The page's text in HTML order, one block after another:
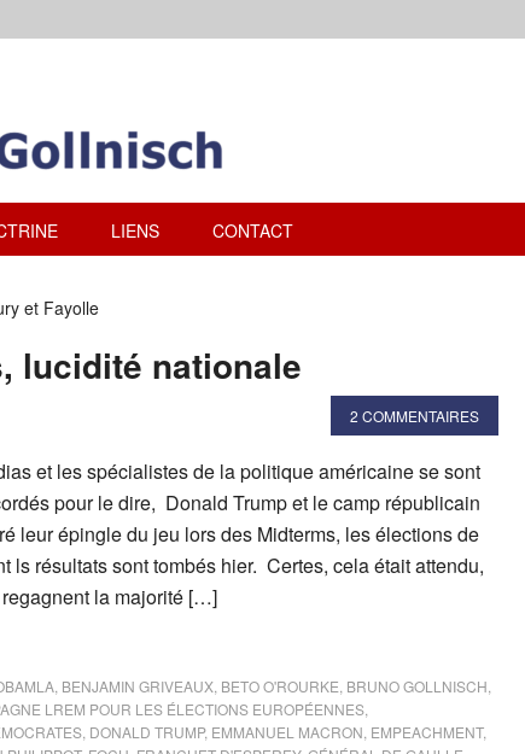
LIENS CONTACT
et Fayolle
lucidité nationale
2 COMMENTAIRES
et les spécialistes de la politique américaine se sont
pour le dire, Donald Trump et le camp républicain
leur épingle du jeu lors des Midterms, les élections de
ls résultats sont tombés hier. Certes, cela était attendu,
la majorité […]
BENJAMIN GRIVEAUX BETO O'ROURKE BRUNO GOLLNISCH
LREM POUR LES ÉLECTIONS EUROPÉENNES
DONALD TRUMP, EMMANUEL MACRON EMPEACHMENT,